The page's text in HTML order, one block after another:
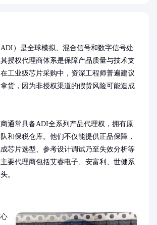
）是全球模拟、混合信号和数字信号处
授权代理商体系是保障产品质量与技术支
工业级芯片采购中，资深工程师普遍建议
货，因为非授权渠道的假货风险可能造成
通常具备ADI全系列产品代理权，拥有原
和保税仓库。他们不仅能提供正品保障，
芯片选型、参考设计调试乃至失效分析等
要代理商包括艾睿电子、安富利、世健系
。